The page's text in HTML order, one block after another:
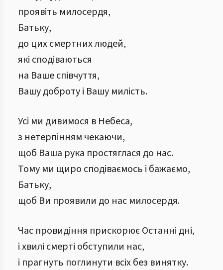
проявіть милосердя,
Батьку,
до цих смертних людей,
які сподіваються
на Ваше співчуття,
Вашу доброту і Вашу милість.
Усі ми дивимося в Небеса,
з нетерпінням чекаючи,
щоб Ваша рука простяглася до нас.
Тому ми щиро сподіваємось і бажаємо,
Батьку,
щоб Ви проявили до нас милосердя.
Час провидіння прискорює Останні дні,
і хвилі смерті обступили нас,
і прагнуть поглинути всіх без винятку.